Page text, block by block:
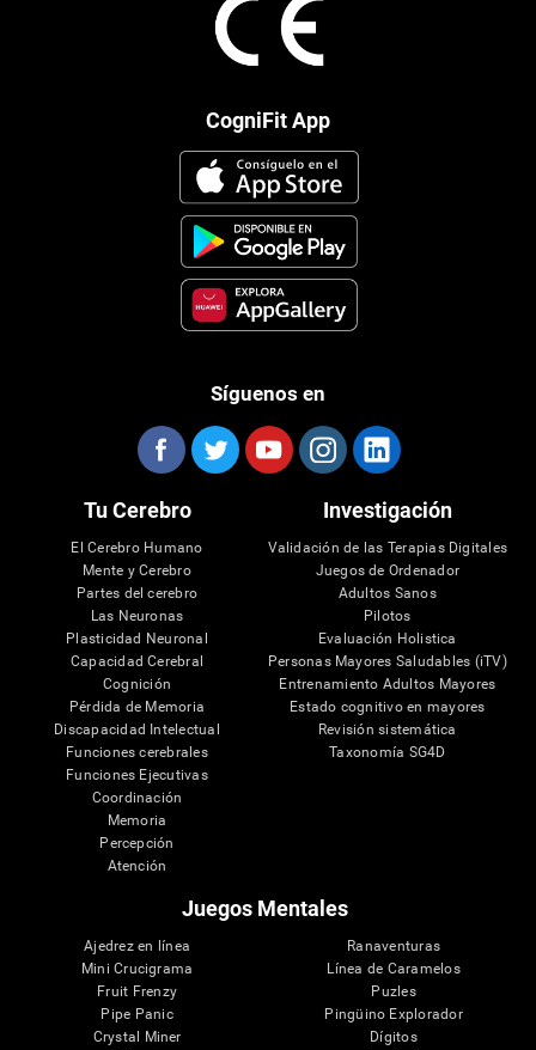
CogniFit App
Síguenos en
Tu Cerebro
El Cerebro Humano
Mente y Cerebro
Partes del cerebro
Las Neuronas
Plasticidad Neuronal
Capacidad Cerebral
Cognición
Pérdida de Memoria
Discapacidad Intelectual
Funciones cerebrales
Funciones Ejecutivas
Coordinación
Memoria
Percepción
Atención
Investigación
Validación de las Terapias Digitales
Juegos de Ordenador
Adultos Sanos
Pilotos
Evaluación Holistica
Personas Mayores Saludables (iTV)
Entrenamiento Adultos Mayores
Estado cognitivo en mayores
Revisión sistemática
Taxonomía SG4D
Juegos Mentales
Ajedrez en línea
Mini Crucigrama
Fruit Frenzy
Pipe Panic
Crystal Miner
Ranaventuras
Línea de Caramelos
Puzles
Pingüino Explorador
Dígitos